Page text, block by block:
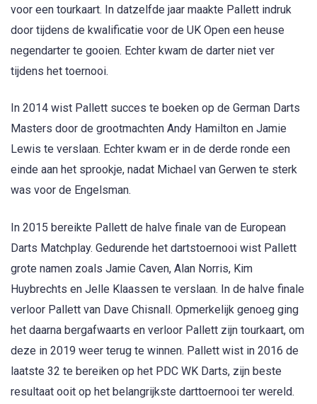
voor een tourkaart. In datzelfde jaar maakte Pallett indruk
door tijdens de kwalificatie voor de UK Open een heuse
negendarter te gooien. Echter kwam de darter niet ver
tijdens het toernooi.
In 2014 wist Pallett succes te boeken op de German Darts
Masters door de grootmachten Andy Hamilton en Jamie
Lewis te verslaan. Echter kwam er in de derde ronde een
einde aan het sprookje, nadat Michael van Gerwen te sterk
was voor de Engelsman.
In 2015 bereikte Pallett de halve finale van de European
Darts Matchplay. Gedurende het dartstoernooi wist Pallett
grote namen zoals Jamie Caven, Alan Norris, Kim
Huybrechts en Jelle Klaassen te verslaan. In de halve finale
verloor Pallett van Dave Chisnall. Opmerkelijk genoeg ging
het daarna bergafwaarts en verloor Pallett zijn tourkaart, om
deze in 2019 weer terug te winnen. Pallett wist in 2016 de
laatste 32 te bereiken op het PDC WK Darts, zijn beste
resultaat ooit op het belangrijkste darttoernooi ter wereld.